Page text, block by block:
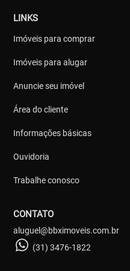
LINKS
Imóveis para comprar
Imóveis para alugar
Anuncie seu imóvel
Área do cliente
Informações básicas
Ouvidoria
Trabalhe conosco
CONTATO
aluguel@bbximoveis.com.br
(31) 3476-1822